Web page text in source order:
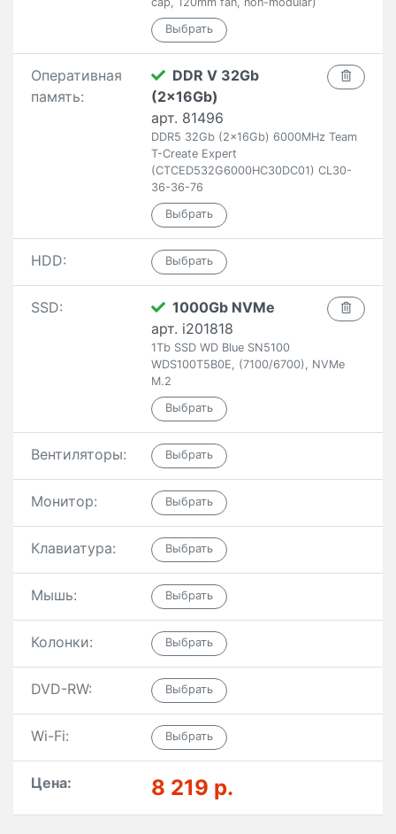
Оперативная
память:
DDR V 32Gb
(2x16Gb)
арт. 81496
DDR5 32Gb (2x16Gb) 6000MHz Team
T-Create Expert
(CTCED532G6000HC30DC01) CL30-
36-36-76
HDD:
SSD:
1000Gb NVMe
арт. i201818
1Tb SSD WD Blue SN5100
WDS100T5B0E, (7100/6700), NVMe
M.2
Вентиляторы:
Монитор:
Клавиатура:
Мышь:
Колонки:
DVD-RW:
Wi-Fi:
Цена: 8 219 р.